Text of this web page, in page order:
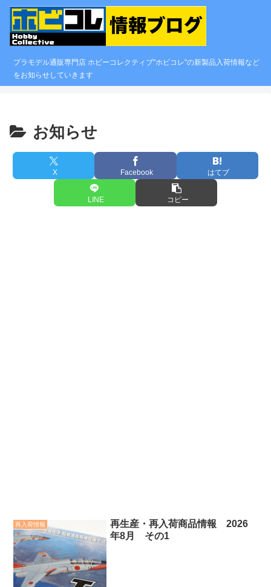
プラモデル通販専門店 ホビーコレクティブ"ホビコレ"の新製品入荷情報など
をお知らせしていきます
お知らせ
X Facebook はてブ
LINE コピー
再入荷情報
再生産・再入荷商品情報 2026
年8月 その1